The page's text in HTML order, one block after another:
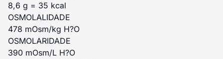
8,6 g = 35 kcal
OSMOLALIDADE
478 mOsm/kg H?O
OSMOLARIDADE
390 mOsm/L H?O